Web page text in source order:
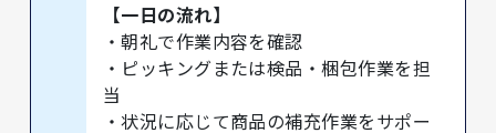
【一日の流れ】
・朝礼で作業内容を確認
・ピッキングまたは検品・梱包作業を担
当
・状況に応じて商品の補充作業をサポー